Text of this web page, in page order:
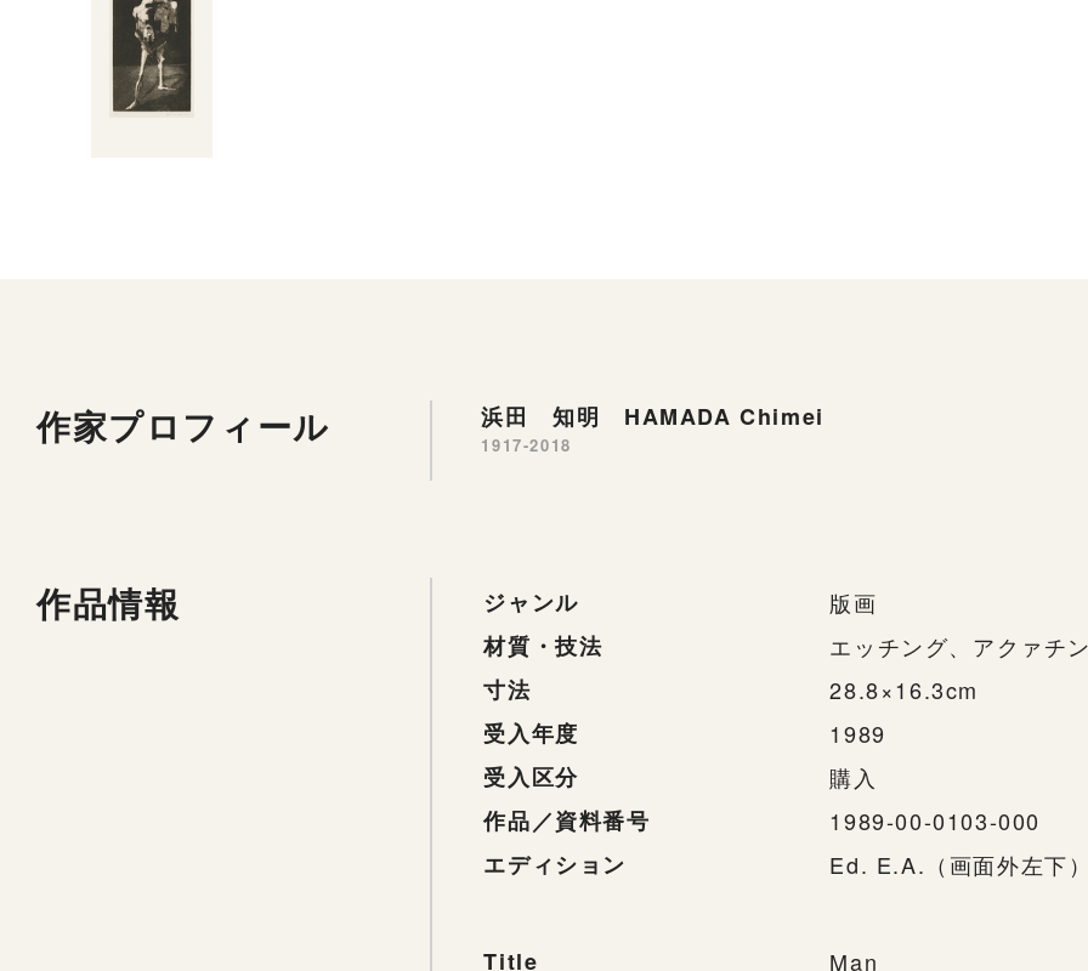
作家プロフィール 浜田 知明 HAMADA Chimei
1917-2018
作品情報 ジャンル
版画
材質・技法
エッチング、アクァチ
寸法
28.8×16.3cm
受入年度
1989
受入区分
購入
作品／資料番号
1989-00-0103-000
エディション
Ed. E.A.（画面外左下
Title
Man